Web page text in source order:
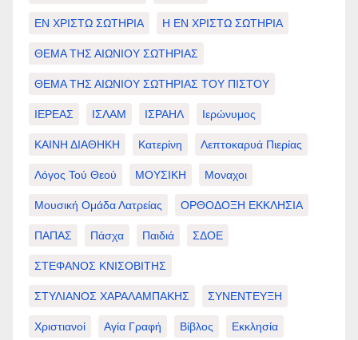
ΕΝ ΧΡΙΣΤΩ ΣΩΤΗΡΙΑ Η ΕΝ ΧΡΙΣΤΩ ΣΩΤΗΡΙΑ
ΘΕΜΑ ΤΗΣ ΑΙΩΝΙΟΥ ΣΩΤΗΡΙΑΣ
ΘΕΜΑ ΤΗΣ ΑΙΩΝΙΟΥ ΣΩΤΗΡΙΑΣ ΤΟΥ ΠΙΣΤΟΥ
ΙΕΡΕΑΣ ΙΣΛΑΜ ΙΣΡΑΗΛ Ιερώνυμος
ΚΑΙΝΗ ΔΙΑΘΗΚΗ Κατερίνη Λεπτοκαρυά Πιερίας
Λόγος Τού Θεού ΜΟΥΣΙΚΗ Μοναχοι
Μουσική Ομάδα Λατρείας ΟΡΘΟΔΟΞΗ ΕΚΚΛΗΣΙΑ
ΠΑΠΑΣ Πάσχα Παιδιά ΣΔΟΕ
ΣΤΕΦΑΝΟΣ ΚΝΙΣΟΒΙΤΗΣ
ΣΤΥΛΙΑΝΟΣ ΧΑΡΑΛΑΜΠΑΚΗΣ ΣΥΝΕΝΤΕΥΞΗ
Χριστιανοί Αγία Γραφή Βίβλος Εκκλησία